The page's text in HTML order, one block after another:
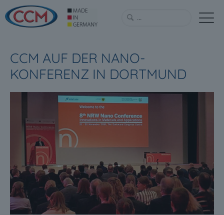
CCM AUF DER NANO-
KONFERENZ IN DORTMUND